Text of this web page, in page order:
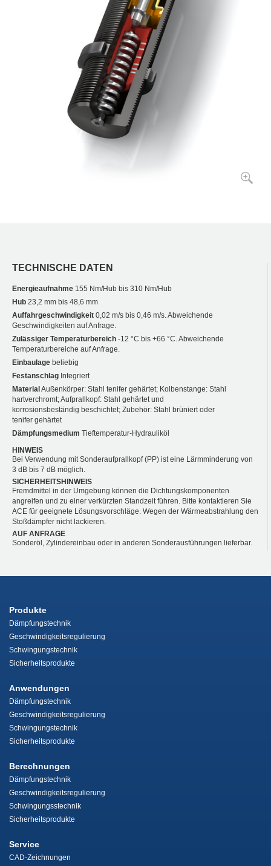
TECHNISCHE DATEN
Energieaufnahme 155 Nm/Hub bis 310 Nm/Hub
Hub 23,2 mm bis 48,6 mm
Auffahrgeschwindigkeit 0,02 m/s bis 0,46 m/s. Abweichende
Geschwindigkeiten auf Anfrage.
Zulässiger Temperaturbereich -12 °C bis +66 °C. Abweichende
Temperaturbereiche auf Anfrage.
Einbaulage beliebig
Festanschlag Integriert
MaterialAußenkörper: Stahl tenifer gehärtet; Kolbenstange: Stahl
hartverchromt; Aufprallkopf: Stahl gehärtet und
korrosionsbeständig beschichtet; Zubehör: Stahl brüniert oder
tenifer gehärtet
Dämpfungsmedium Tieftemperatur-Hydrauliköl
HINWEIS
Bei Verwendung mit Sonderaufprallkopf (PP) ist eine Lärmminderung von
3 dB bis 7 dB möglich.
SICHERHEITSHINWEIS
Fremdmittel in der Umgebung können die Dichtungskomponenten
angreifen und zu einer verkürzten Standzeit führen. Bitte kontaktieren Sie
ACE für geeignete Lösungsvorschläge. Wegen der Wärmeabstrahlung den
Stoßdämpfer nicht lackieren.
AUF ANFRAGE
Sonderöl, Zylindereinbau oder in anderen Sonderausführungen lieferbar.
Produkte
Dämpfungstechnik
Geschwindigkeitsregulierung
Schwingungstechnik
Sicherheitsprodukte
Anwendungen
Dämpfungstechnik
Geschwindigkeitsregulierung
Schwingungstechnik
Sicherheitsprodukte
Berechnungen
Dämpfungstechnik
Geschwindigkeitsregulierung
Schwingungsstechnik
Sicherheitsprodukte
Service
CAD-Zeichnungen